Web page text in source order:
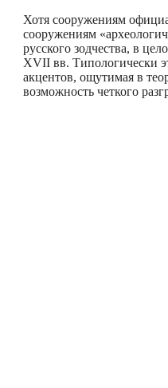
Хотя сооружениям
сооружениям
русского зодчества, в
XVII вв. Типологически
акцентов, ощутимая в
возмож­ность четкого